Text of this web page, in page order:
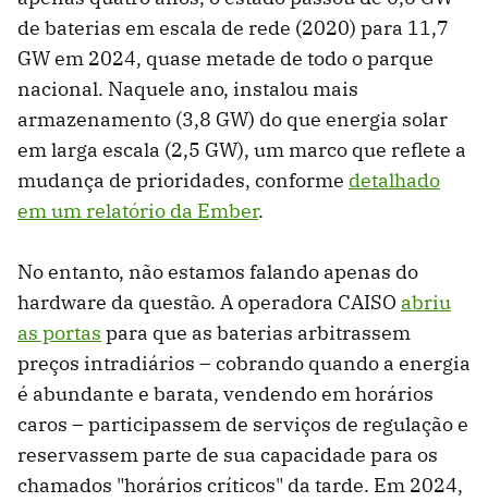
de baterias em escala de rede (2020) para 11,7
GW em 2024, quase metade de todo o parque
nacional. Naquele ano, instalou mais
armazenamento (3,8 GW) do que energia solar
em larga escala (2,5 GW), um marco que reflete a
mudança de prioridades, conforme detalhado
em um relatório da Ember.
No entanto, não estamos falando apenas do
hardware da questão. A operadora CAISO abriu
as portas para que as baterias arbitrassem
preços intradiários – cobrando quando a energia
é abundante e barata, vendendo em horários
caros – participassem de serviços de regulação e
reservassem parte de sua capacidade para os
chamados "horários críticos" da tarde. Em 2024,